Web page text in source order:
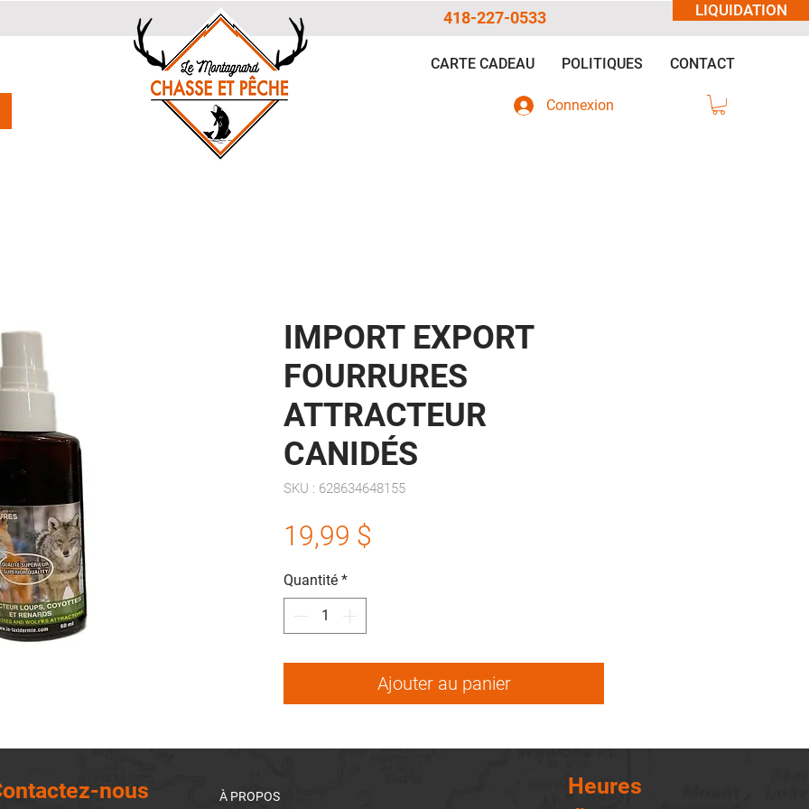
LIQUIDATION
418-227-0533
CARTE CADEAU POLITIQUES CONTACT
Connexion
IMPORT EXPORT
FOURRURES
ATTRACTEUR
CANIDÉS
SKU : 628634648155
19,99 $
Quantité *
Ajouter au panier
nous À PROPOS
Heures